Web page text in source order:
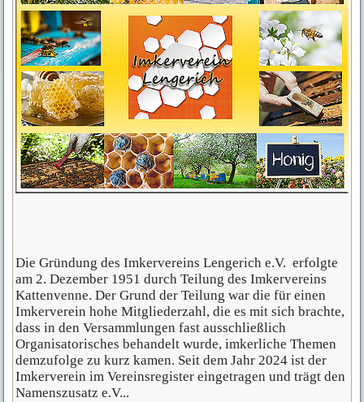
Die Gründung des Imkervereins Lengerich e.V. erfolgte
am 2. Dezember 1951 durch Teilung des Imkervereins
Kattenvenne. Der Grund der Teilung war die für einen
Imkerverein hohe Mitgliederzahl, die es mit sich brachte,
dass in den Versammlungen fast ausschließlich
Organisatorisches behandelt wurde, imkerliche Themen
demzufolge zu kurz kamen. Seit dem Jahr 2024 ist der
Imkerverein im Vereinsregister eingetragen und trägt den
Namenszusatz e.V...